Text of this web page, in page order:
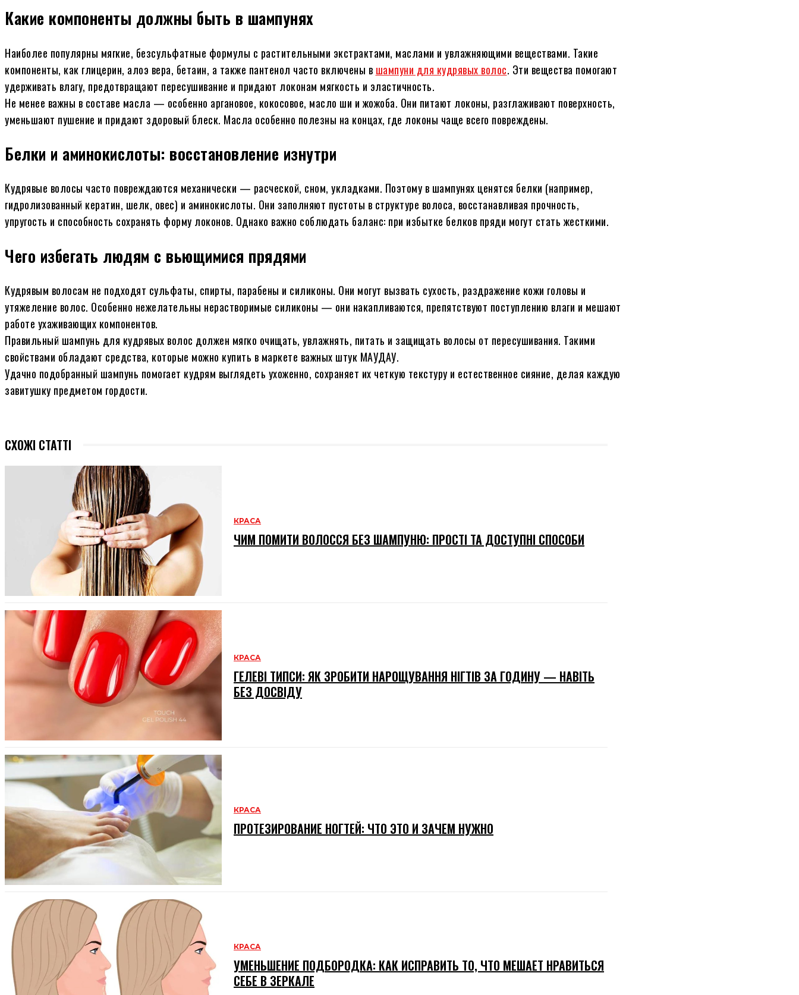
Какие компоненты должны быть в шампунях
Наиболее популярны мягкие, безсульфатные формулы с растительными экстрактами, маслами и увлажняющими веществами. Такие
компоненты, как глицерин, алоэ вера, бетаин, а также пантенол часто включены в шампуни для кудрявых волос. Эти вещества помогают
удерживать влагу, предотвращают пересушивание и придают локонам мягкость и эластичность.
Не менее важны в составе масла — особенно аргановое, кокосовое, масло ши и жожоба. Они питают локоны, разглаживают поверхность,
уменьшают пушение и придают здоровый блеск. Масла особенно полезны на концах, где локоны чаще всего повреждены.
Белки и аминокислоты: восстановление изнутри
Кудрявые волосы часто повреждаются механически — расческой, сном, укладками. Поэтому в шампунях ценятся белки (например,
гидролизованный кератин, шелк, овес) и аминокислоты. Они заполняют пустоты в структуре волоса, восстанавливая прочность,
упругость и способность сохранять форму локонов. Однако важно соблюдать баланс: при избытке белков пряди могут стать жесткими.
Чего избегать людям с вьющимися прядями
Кудрявым волосам не подходят сульфаты, спирты, парабены и силиконы. Они могут вызвать сухость, раздражение кожи головы и
утяжеление волос. Особенно нежелательны нерастворимые силиконы — они накапливаются, препятствуют поступлению влаги и мешают
работе ухаживающих компонентов.
Правильный шампунь для кудрявых волос должен мягко очищать, увлажнять, питать и защищать волосы от пересушивания. Такими
свойствами обладают средства, которые можно купить в маркете важных штук МАУДАУ.
Удачно подобранный шампунь помогает кудрям выглядеть ухоженно, сохраняет их четкую текстуру и естественное сияние, делая каждую
завитушку предметом гордости.
СХОЖІ СТАТТІ
КРАСА
ЧИМ ПОМИТИ ВОЛОССЯ БЕЗ ШАМПУНЮ: ПРОСТІ ТА ДОСТУПНІ СПОСОБИ
КРАСА
ГЕЛЕВІ ТИПСИ: ЯК ЗРОБИТИ НАРОЩУВАННЯ НІГТІВ ЗА ГОДИНУ — НАВІТЬ
БЕЗ ДОСВІДУ
КРАСА
ПРОТЕЗИРОВАНИЕ НОГТЕЙ: ЧТО ЭТО И ЗАЧЕМ НУЖНО
КРАСА
УМЕНЬШЕНИЕ ПОДБОРОДКА: КАК ИСПРАВИТЬ ТО, ЧТО МЕШАЕТ НРАВИТЬСЯ
СЕБЕ В ЗЕРКАЛЕ